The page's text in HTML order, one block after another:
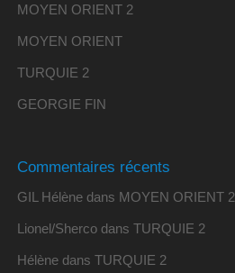
MOYEN ORIENT 2
MOYEN ORIENT
TURQUIE 2
GEORGIE FIN
Commentaires récents
GIL Hélènedans MOYEN ORIENT 2
Lionel/Shercodans TURQUIE 2
Hélènedans TURQUIE 2